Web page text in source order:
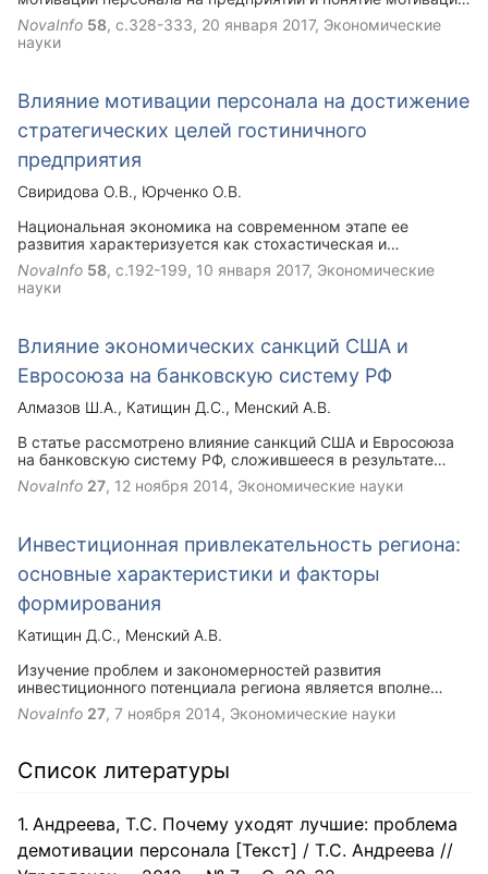
в целом. Также подробно описывается важность
применения правильно составленной системы мотивации,
удовлетворяющей потребности как сотрудников, так и
NovaInfo 58, с.328-333, 20 января 2017, Экономические
науки
Влияние мотивации персонала на достижение
стратегических целей гостиничного
предприятия
Свиридова О.В.
Юрченко О.В.
Национальная экономика на современном этапе ее
развития характеризуется как стохастическая и
транзитивная. Гостиничные предприятия работают в
условиях риска и неопределенности, в связи с этим
необходимо осуществлять пересмотр стратегии
экономики. В статье рассмотрено влияние мотивации
персонала на достижение стратегических целей
гостиничного предприятия.
NovaInfo 58, с.192-199, 10 января 2017, Экономические
науки
Влияние экономических санкций США и
Евросоюза на банковскую систему РФ
Алмазов Ш.А. Катищин Д.С.
Менский А.В.
В статье рассмотрено влияние санкций США и Евросоюза
на банковскую систему РФ, сложившееся в результате
конфликтов на Украине, а так же ответные действия
Российской Федерации с целью укрепления национальной
NovaInfo 27, 12 ноября 2014, Экономические науки
Инвестиционная привлекательность региона:
основные характеристики и факторы
формирования
Катищин Д.С.
Менский А.В.
Изучение проблем и закономерностей развития
инвестиционного потенциала региона является вполне
актуальной. Основной целью региональной политики
является достижение высокого уровня развития
конкурентоспособности, с помощью сбалансированных и
этом основным условием для развития инновационной
составляющей является объединение инновационной и
инвестиционной функций под единым управлением
NovaInfo 27, 7 ноября 2014, Экономические науки
Список литературы
Андреева, Т.С. Почему уходят лучшие: проблема
демотивации персонала [Текст] / Т.С. Андреева //